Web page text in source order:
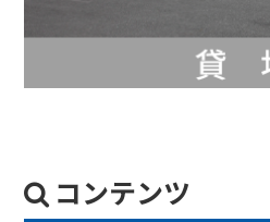
コンテンツ